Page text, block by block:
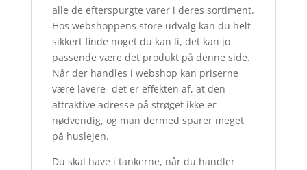
alle de efterspurgte varer i deres sortiment.
Hos webshoppens store udvalg kan du helt
sikkert finde noget du kan li, det kan jo
passende være det produkt på denne side.
Når der handles i webshop kan priserne
være lavere- det er effekten af, at den
attraktive adresse på strøget ikke er
nødvendig, og man dermed sparer meget
på huslejen.
Du skal have i tankerne, når du handler